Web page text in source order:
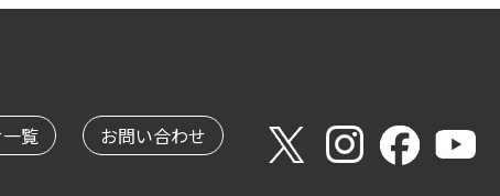
覧 お問い合わせ